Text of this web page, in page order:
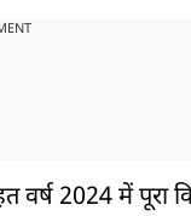
2024 में पूरा